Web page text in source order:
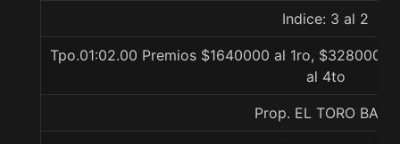
Indice: 3 al 2
Tpo.01:02.00 Premios $1640000 al 1ro, $328000
al 4to
Prop. EL TORO BAYO